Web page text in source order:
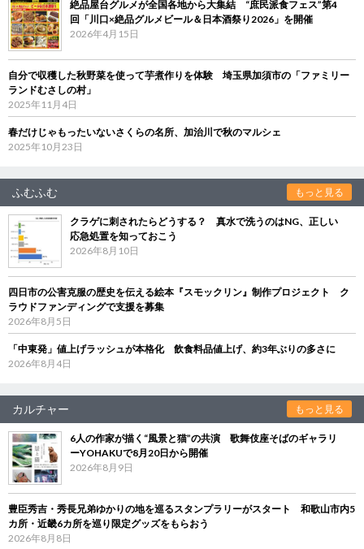
絶品屋台グルメが全国各地から大集結 “庶民派食フェス”第4
回「川口×絶品グルメビール＆日本酒祭り2026」を開催
2026年4月15日
自分で収穫した秋野菜を使って芋煮作りを体験 埼玉県加須市の「ファミリー
ランドむさしの村」
2025年11月4日
春だけじゃもったいないさくらの名所、加治川で秋のマルシェ
2025年10月23日
ふむふむ もっと見る
クラゲに刺されたらどうする？ 真水で洗うのはNG、正しい
応急処置を知っておこう
2026年8月10日
四日市の公害克服の歴史を伝える絵本『スモックリン』制作プロジェクト ク
ラウドファンディングで支援を募集
2026年8月5日
「中東発」値上げラッシュが本格化 飲食料品値上げ、約3年ぶりの多さに
2026年8月4日
カルチャー もっと見る
6人の作家が描く“風景と猫”の共演 歌舞伎座そばのギャラリ
ーYOHAKUで8月20日から開催
2026年8月9日
豊臣秀吉・秀長兄弟ゆかりの地を巡るスタンプラリーがスタート 和歌山市内5
カ所・近畿6カ所を巡り限定グッズをもらおう
2026年8月8日